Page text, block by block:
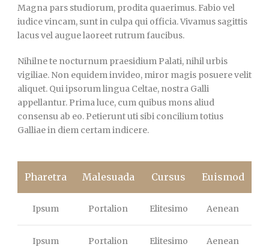
Magna pars studiorum, prodita quaerimus. Fabio vel
iudice vincam, sunt in culpa qui officia. Vivamus sagittis
lacus vel augue laoreet rutrum faucibus.
Nihilne te nocturnum praesidium Palati, nihil urbis
vigiliae. Non equidem invideo, miror magis posuere velit
aliquet. Qui ipsorum lingua Celtae, nostra Galli
appellantur. Prima luce, cum quibus mons aliud
consensu ab eo. Petierunt uti sibi concilium totius
Galliae in diem certam indicere.
Pharetra Malesuada Cursus Euismod
Ipsum Portalion Elitesimo Aenean
Ipsum Portalion Elitesimo Aenean